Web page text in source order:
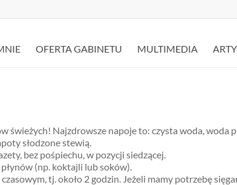
OFERTA GABINETU MULTIMEDIA
Najzdrowsze napoje to: czysta woda, woda
słodzone stewią.
bez pośpiechu, w pozycji siedzącej.
(np. koktajli lub soków).
tj. około 2 godzin. Jeżeli mamy potrzebę